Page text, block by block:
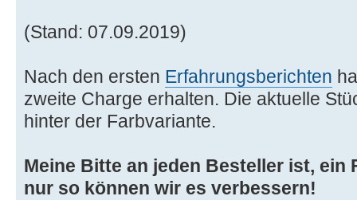
(Stand: 07.09.2019)
Nach den ersten Erfahrungsberichten
zweite Charge erhalten. Die aktuelle
hinter der Farbvariante.
Meine Bitte an jeden Besteller ist, ein
nur so können wir es verbessern!